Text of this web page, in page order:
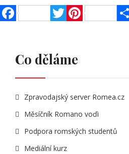
Co děláme
Zpravodajský server Romea.cz
Měsíčník Romano voďi
Podpora romských studentů
Mediální kurz